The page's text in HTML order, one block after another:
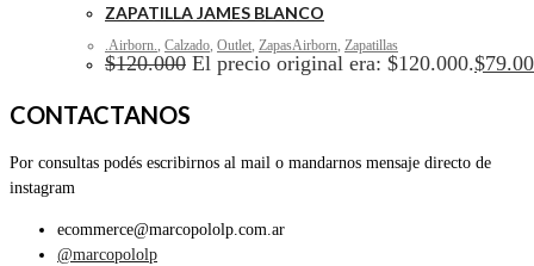
ZAPATILLA JAMES BLANCO
.Airborn., Calzado, Outlet, ZapasAirborn, Zapatillas
$120.000 El precio original era: $120.000.$
CONTACTANOS
Por consultas podés escribirnos al mail o mandarnos mensaje directo de
instagram
ecommerce@marcopololp.com.ar
@marcopololp